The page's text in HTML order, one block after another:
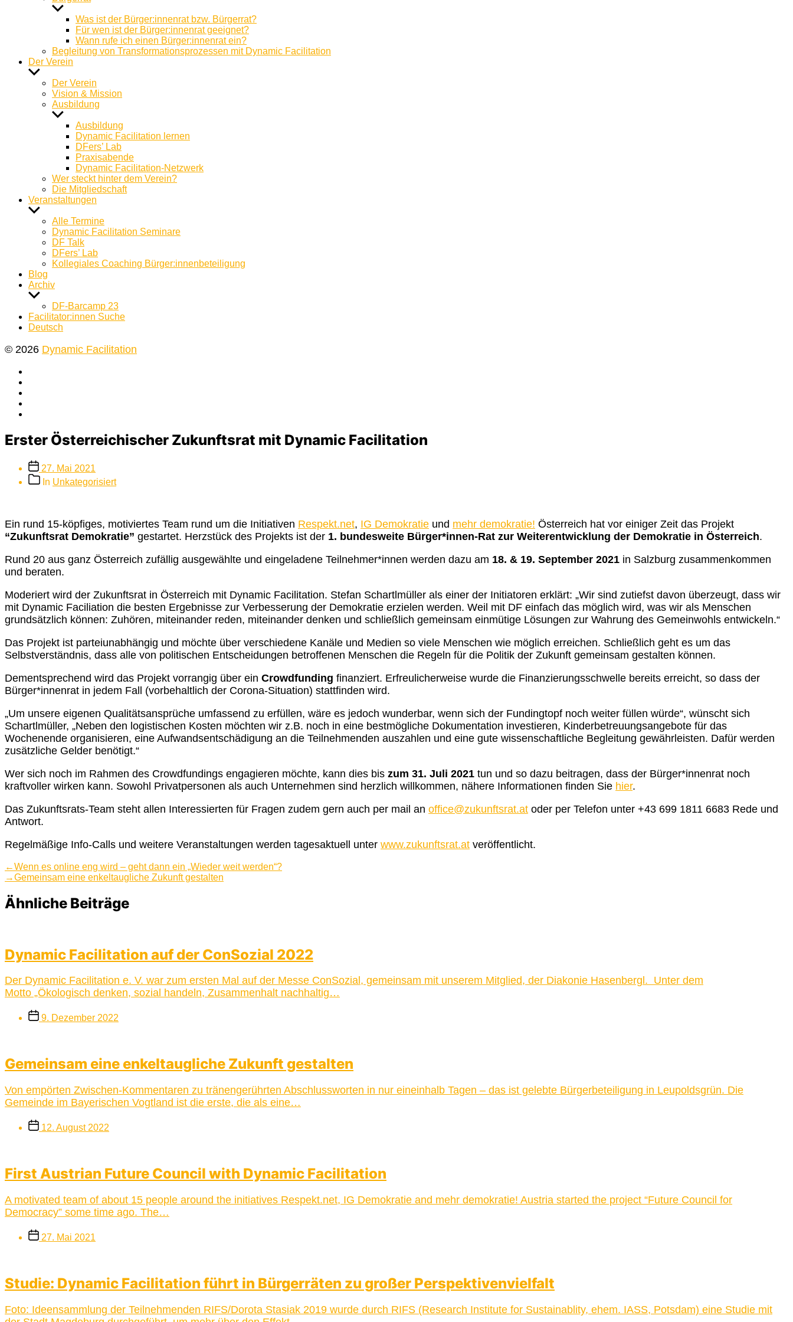
Untermenü
anzeigenWas ist der Bürger:innenrat bzw. Bürgerrat?
Für wen ist der Bürger:innenrat geeignet?
Wann rufe ich einen Bürger:innenrat ein?
Begleitung von Transformationsprozessen mit Dynamic Facilitation
Der Verein
Untermenü
anzeigenDer Verein
Vision & Mission
Ausbildung
Untermenü
anzeigenAusbildung
Dynamic Facilitation lernen
DFers’ Lab
Praxisabende
Dynamic Facilitation-Netzwerk
Wer steckt hinter dem Verein?
Die Mitgliedschaft
Veranstaltungen
Untermenü
anzeigenAlle Termine
Dynamic Facilitation Seminare
DF Talk
DFers’ Lab
Kollegiales Coaching Bürger:innenbeteiligung
Blog
Archiv
Untermenü
anzeigenDF-Barcamp 23
Facilitator:innen Suche
Deutsch
© 2026 Dynamic Facilitation
Erster Österreichischer Zukunftsrat mit Dynamic Facilitation
Beitragsdatum
27. Mai 2021
Beitragskategorien
In Unkategorisiert
Ein rund 15-köpfiges, motiviertes Team rund um die Initiativen Respekt.net, IG Demokratie und mehr demokratie! Österreich hat vor einiger Zeit das Projekt
“Zukunftsrat Demokratie” gestartet. Herzstück des Projekts ist der 1. bundesweite Bürger*innen-Rat zur Weiterentwicklung der Demokratie in Österreich.
Rund 20 aus ganz Österreich zufällig ausgewählte und eingeladene Teilnehmer*innen werden dazu am 18. & 19. September 2021 in Salzburg zusammenkommen
und beraten.
Moderiert wird der Zukunftsrat in Österreich mit Dynamic Facilitation. Stefan Schartlmüller als einer der Initiatoren erklärt: „Wir sind zutiefst davon überzeugt, dass wir
mit Dynamic Faciliation die besten Ergebnisse zur Verbesserung der Demokratie erzielen werden. Weil mit DF einfach das möglich wird, was wir als Menschen
grundsätzlich können: Zuhören, miteinander reden, miteinander denken und schließlich gemeinsam einmütige Lösungen zur Wahrung des Gemeinwohls entwickeln.“
Das Projekt ist parteiunabhängig und möchte über verschiedene Kanäle und Medien so viele Menschen wie möglich erreichen. Schließlich geht es um das
Selbstverständnis, dass alle von politischen Entscheidungen betroffenen Menschen die Regeln für die Politik der Zukunft gemeinsam gestalten können.
Dementsprechend wird das Projekt vorrangig über ein Crowdfunding finanziert. Erfreulicherweise wurde die Finanzierungsschwelle bereits erreicht, so dass der
Bürger*innenrat in jedem Fall (vorbehaltlich der Corona-Situation) stattfinden wird.
„Um unsere eigenen Qualitätsansprüche umfassend zu erfüllen, wäre es jedoch wunderbar, wenn sich der Fundingtopf noch weiter füllen würde“, wünscht sich
Schartlmüller, „Neben den logistischen Kosten möchten wir z.B. noch in eine bestmögliche Dokumentation investieren, Kinderbetreuungsangebote für das
Wochenende organisieren, eine Aufwandsentschädigung an die Teilnehmenden auszahlen und eine gute wissenschaftliche Begleitung gewährleisten. Dafür werden
zusätzliche Gelder benötigt.“
Wer sich noch im Rahmen des Crowdfundings engagieren möchte, kann dies bis zum 31. Juli 2021 tun und so dazu beitragen, dass der Bürger*innenrat noch
kraftvoller wirken kann. Sowohl Privatpersonen als auch Unternehmen sind herzlich willkommen, nähere Informationen finden Sie hier.
Das Zukunftsrats-Team steht allen Interessierten für Fragen zudem gern auch per mail an office@zukunftsrat.at oder per Telefon unter +43 699 1811 6683 Rede und
Antwort.
Regelmäßige Info-Calls und weitere Veranstaltungen werden tagesaktuell unter www.zukunftsrat.at veröffentlicht.
Beitragsnavigation
←Vorheriger
Beitrag:
Wenn es online eng wird – geht dann ein „Wieder weit werden“?
→Nächster
Gemeinsam eine enkeltaugliche Zukunft gestalten
Ähnliche Beiträge
Dynamic Facilitation auf der ConSozial 2022
Der Dynamic Facilitation e. V. war zum ersten Mal auf der Messe ConSozial, gemeinsam mit unserem Mitglied, der Diakonie Hasenbergl. Unter dem
Motto „Ökologisch denken, sozial handeln, Zusammenhalt nachhaltig…
Beitragsdatum
9. Dezember 2022
Gemeinsam eine enkeltaugliche Zukunft gestalten
Von empörten Zwischen-Kommentaren zu tränengerührten Abschlussworten in nur eineinhalb Tagen – das ist gelebte Bürgerbeteiligung in Leupoldsgrün. Die
Gemeinde im Bayerischen Vogtland ist die erste, die als eine…
Beitragsdatum
12. August 2022
First Austrian Future Council with Dynamic Facilitation
A motivated team of about 15 people around the initiatives Respekt.net, IG Demokratie and mehr demokratie! Austria started the project “Future Council for
Democracy” some time ago. The…
Beitragsdatum
27. Mai 2021
Studie: Dynamic Facilitation führt in Bürgerräten zu großer Perspektivenvielfalt
Foto: Ideensammlung der Teilnehmenden RIFS/Dorota Stasiak 2019 wurde durch RIFS (Research Institute for Sustainablity, ehem. IASS, Potsdam) eine Studie mit